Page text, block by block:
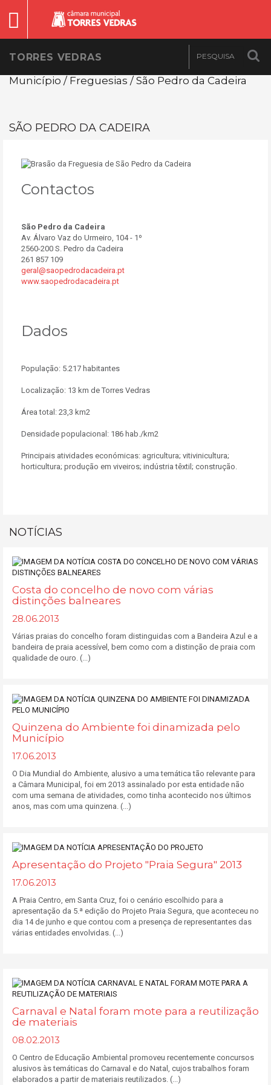
TORRES VEDRAS
Município / Freguesias / São Pedro da Cadeira
SÃO PEDRO DA CADEIRA
Contactos
São Pedro da Cadeira
Av. Álvaro Vaz do Urmeiro, 104 - 1º
2560-200 S. Pedro da Cadeira
261 857 109
geral@saopedrodacadeira.pt
www.saopedrodacadeira.pt
Dados
População: 5.217 habitantes
Localização: 13 km de Torres Vedras
Área total: 23,3 km2
Densidade populacional: 186 hab./km2
Principais atividades económicas: agricultura; vitivinicultura;
horticultura; produção em viveiros; indústria têxtil; construção.
NOTÍCIAS
Costa do concelho de novo com várias
distinções balneares
28.06.2013
Várias praias do concelho foram distinguidas com a Bandeira Azul e a
bandeira de praia acessível, bem como com a distinção de praia com
qualidade de ouro. (...)
Quinzena do Ambiente foi dinamizada pelo
Município
17.06.2013
O Dia Mundial do Ambiente, alusivo a uma temática tão relevante para
a Câmara Municipal, foi em 2013 assinalado por esta entidade não
com uma semana de atividades, como tinha acontecido nos últimos
anos, mas com uma quinzena. (...)
Apresentação do Projeto "Praia Segura" 2013
17.06.2013
A Praia Centro, em Santa Cruz, foi o cenário escolhido para a
apresentação da 5.ª edição do Projeto Praia Segura, que aconteceu no
dia 14 de junho e que contou com a presença de representantes das
várias entidades envolvidas. (...)
Carnaval e Natal foram mote para a reutilização
de materiais
08.02.2013
O Centro de Educação Ambiental promoveu recentemente concursos
alusivos às temáticas do Carnaval e do Natal, cujos trabalhos foram
elaborados a partir de materiais reutilizados. (...)